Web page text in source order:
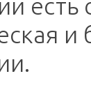
есть
и